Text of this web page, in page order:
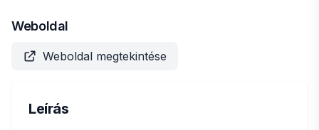
Weboldal
Weboldal megtekintése
Leírás